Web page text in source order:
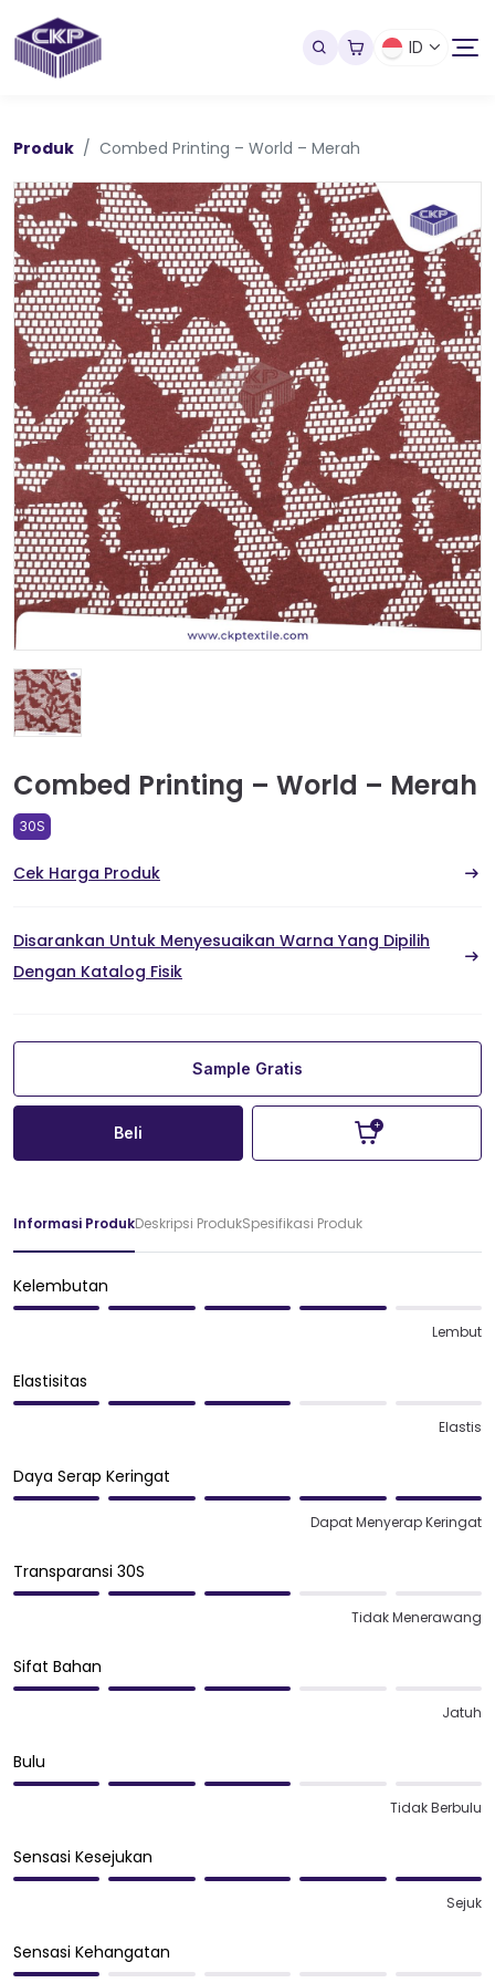
ID
Produk Combed Printing – World – Merah
Combed Printing – World – Merah
30S
Cek Harga Produk
Disarankan Untuk Menyesuaikan Warna Yang Dipilih
Dengan Katalog Fisik
Sample Gratis
Beli
Informasi ProdukDeskripsi ProdukSpesifikasi Produk
Kelembutan
Lembut
Elastisitas
Elastis
Daya Serap Keringat
Dapat Menyerap Keringat
Transparansi 30S
Tidak Menerawang
Sifat Bahan
Jatuh
Bulu
Tidak Berbulu
Sensasi Kesejukan
Sejuk
Sensasi Kehangatan